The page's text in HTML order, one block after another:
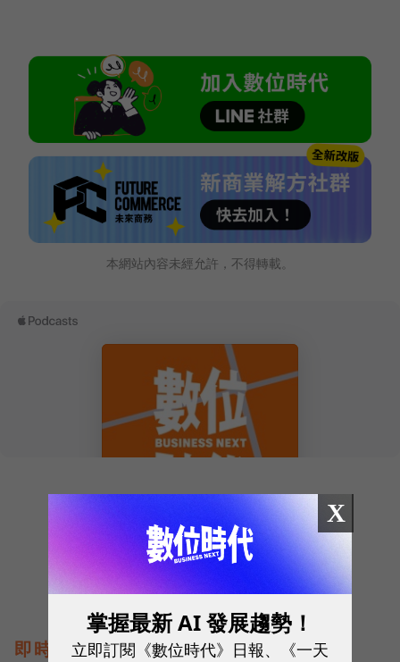
本網站內容未經允許，不得轉載。
即時熱門文章
X
掌握最新 AI 發展趨勢！
立即訂閱《數位時代》日報、《一天